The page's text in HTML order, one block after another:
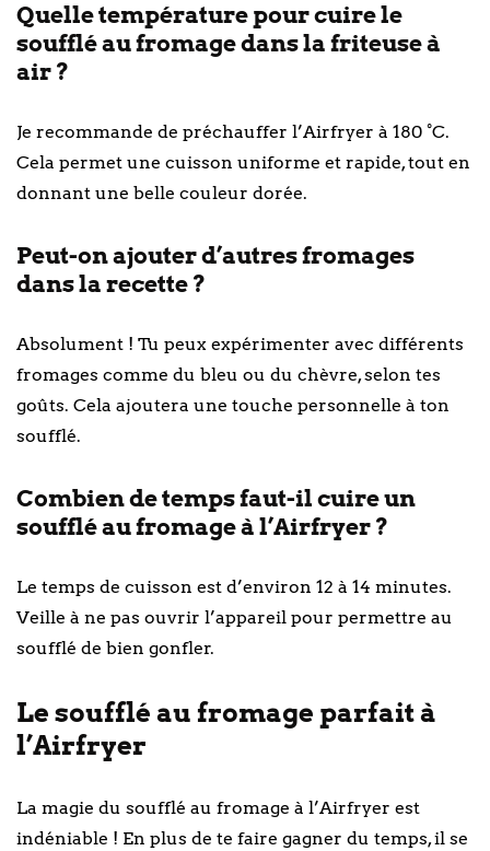
Quelle température pour cuire le
soufflé au fromage dans la friteuse à
air ?
Je recommande de préchauffer l’Airfryer à 180 °C.
Cela permet une cuisson uniforme et rapide, tout en
donnant une belle couleur dorée.
Peut-on ajouter d’autres fromages
dans la recette ?
Absolument ! Tu peux expérimenter avec différents
fromages comme du bleu ou du chèvre, selon tes
goûts. Cela ajoutera une touche personnelle à ton
soufflé.
Combien de temps faut-il cuire un
soufflé au fromage à l’Airfryer ?
Le temps de cuisson est d’environ 12 à 14 minutes.
Veille à ne pas ouvrir l’appareil pour permettre au
soufflé de bien gonfler.
Le soufflé au fromage parfait à
l’Airfryer
La magie du soufflé au fromage à l’Airfryer est
indéniable ! En plus de te faire gagner du temps, il se